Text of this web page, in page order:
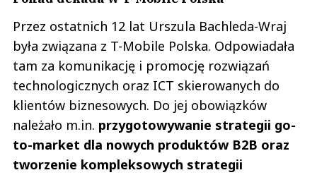
Przez ostatnich 12 lat Urszula Bachleda-Wraj
była związana z T-Mobile Polska. Odpowiadała
tam za komunikację i promocję rozwiązań
technologicznych oraz ICT skierowanych do
klientów biznesowych. Do jej obowiązków
należało m.in. przygotowywanie strategii go-
to-market dla nowych produktów B2B oraz
tworzenie kompleksowych strategii